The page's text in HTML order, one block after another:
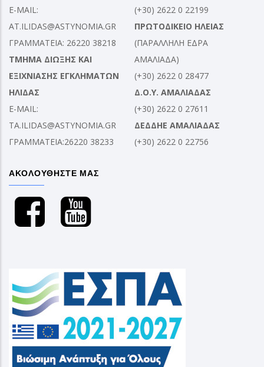
E-MAIL:
AT.ILIDAS@ASTYNOMIA.GR
ΓΡΑΜΜΑΤΕΙΑ: 26220 38218
ΤΜΗΜΑ ΔΙΩΞΗΣ ΚΑΙ
ΕΞΙΧΝΙΑΣΗΣ ΕΓΚΛΗΜΑΤΩΝ
ΗΛΙΔΑΣ
E-MAIL:
TA.ILIDAS@ASTYNOMIA.GR
ΓΡΑΜΜΑΤΕΙΑ:26220 38233
(+30) 2622 0 22199
ΠΡΩΤΟΔΙΚΕΙΟ ΗΛΕΙΑΣ
(ΠΑΡΑΛΛΗΛΗ ΕΔΡΑ
ΑΜΑΛΙΑΔΑ)
(+30) 2622 0 28477
Δ.Ο.Υ. ΑΜΑΛΙΑΔΑΣ
(+30) 2622 0 27611
ΔΕΔΔΗΕ ΑΜΑΛΙΑΔΑΣ
(+30) 2622 0 22756
ΑΚΟΛΟΥΘΗΣΤΕ ΜΑΣ